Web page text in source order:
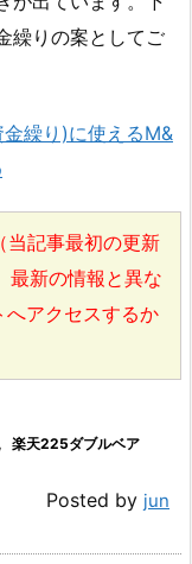
繰りの案としてご
繰り)に使えるM&
当記事最初の更新
最新の情報と異な
へアクセスするか
, 楽天225ダブルベア
Posted by jun